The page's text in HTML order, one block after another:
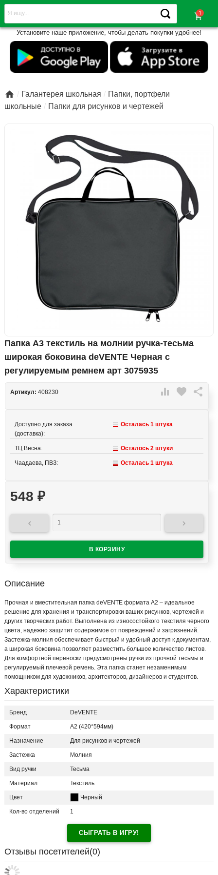
shopping_cart
Установите наше приложение, чтобы делать покупки удобнее!
 Галантерея школьная
Папки, портфели
школьные
Папки для рисунков и чертежей
Папка А3 текстиль на молнии ручка-тесьма
широкая боковина deVENTE Черная с
регулируемым ремнем арт 3075935
 favorite 
Артикул: 408230
Доступно для заказа
(доставка):
Осталась 1 штука
ТЦ Весна: Осталось 2 штуки
Чаадаева, ПВЗ: Осталась 1 штука
548 ₽
 
Описание
Прочная и вместительная папка deVENTE формата А2 – идеальное
решение для хранения и транспортировки ваших рисунков, чертежей и
других творческих работ. Выполнена из износостойкого текстиля черного
цвета, надежно защитит содержимое от повреждений и загрязнений.
Застежка-молния обеспечивает быстрый и удобный доступ к документам,
а широкая боковина позволяет разместить большое количество листов.
Для комфортной переноски предусмотрены ручки из прочной тесьмы и
регулируемый плечевой ремень. Эта папка станет незаменимым
помощником для художников, архитекторов, дизайнеров и студентов.
Характеристики
Бренд DeVENTE
Формат A2 (420*594мм)
Назначение Для рисунков и чертежей
Застежка Молния
Вид ручки Тесьма
Материал Текстиль
Цвет Черный
Кол-во отделений 1
СЫГРАТЬ В ИГРУ!
Отзывы посетителей(0)